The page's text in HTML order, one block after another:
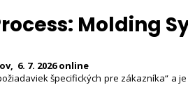
Molding
6. 7. 2026 online
špecifických pre zákazníka“